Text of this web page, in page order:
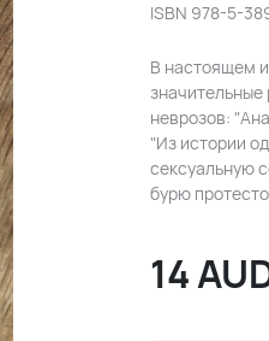
ISBN 978-5-
В настоящем
значительные
неврозов:
"Из истории
сексуальную
бурю
14